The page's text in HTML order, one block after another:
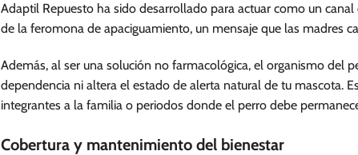
Adaptil Repuesto ha sido desarrollado para actuar como un
de la feromona de apaciguamiento, un mensaje que las madres
Además, al ser una solución no farmacológica, el organismo del
dependencia ni altera el estado de alerta natural de tu mascota.
integrantes a la familia o periodos donde el perro debe
Cobertura y mantenimiento del bienestar